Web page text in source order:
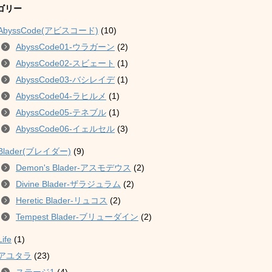
リー
アビスコード) (10)
AbyssCode01-ウラガーン (2)
AbyssCode02-スビェート (1)
AbyssCode03-バシレイデ(1)
AbyssCode04-ラヒルメ (1)
AbyssCode05-テネブル (1)
AbyssCode06-イェルセル (3)
ブレイダー) (9)
Demon's Blader-アスモデウス (2)
Divine Blader-ザラジュラム (2)
Heretic Blader-リュコス (2)
Tempest Blader-ブリューダイン (2)
(1)
ユタラ (23)